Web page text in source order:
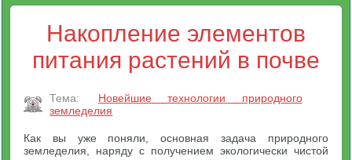
Накопление элементов
питания растений в почве
Тема:
Новейшие технологии природного
земледелия
Как вы уже поняли, основная задача природного
земледелия, наряду с получением экологически чистой